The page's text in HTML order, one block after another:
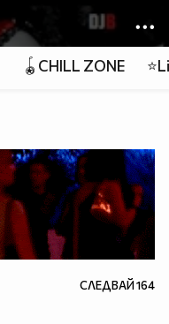
🪀CHILL ZONE
СЛЕДВАЙ164